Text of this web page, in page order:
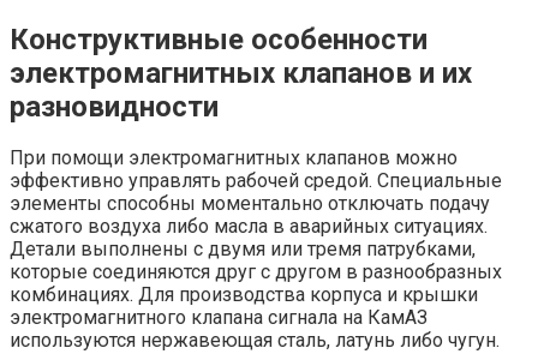
Конструктивные особенности
электромагнитных клапанов и их
разновидности
При помощи электромагнитных клапанов можно
эффективно управлять рабочей средой. Специальные
элементы способны моментально отключать подачу
сжатого воздуха либо масла в аварийных ситуациях.
Детали выполнены с двумя или тремя патрубками,
которые соединяются друг с другом в разнообразных
комбинациях. Для производства корпуса и крышки
электромагнитного клапана сигнала на КамАЗ
используются нержавеющая сталь, латунь либо чугун.